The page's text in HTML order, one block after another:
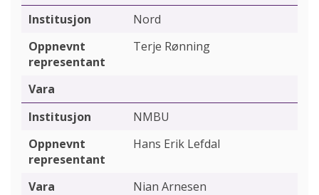
Nord
Terje Rønning
NMBU
Hans Erik Lefdal
Nian Arnesen